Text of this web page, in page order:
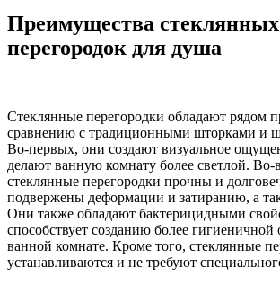
Преимущества стеклянных
перегородок для душа
Стеклянные перегородки обладают рядом
сравнению с традиционными шторками и
Во-первых, они создают визуальное
делают ванную комнату более светлой. Во-
стеклянные перегородки прочны и
подвержены деформации и затиранию, а
Они также обладают бактерицидными
способствует созданию более гигиеничной
ванной комнате. Кроме того, стеклянные
устанавливаются и не требуют